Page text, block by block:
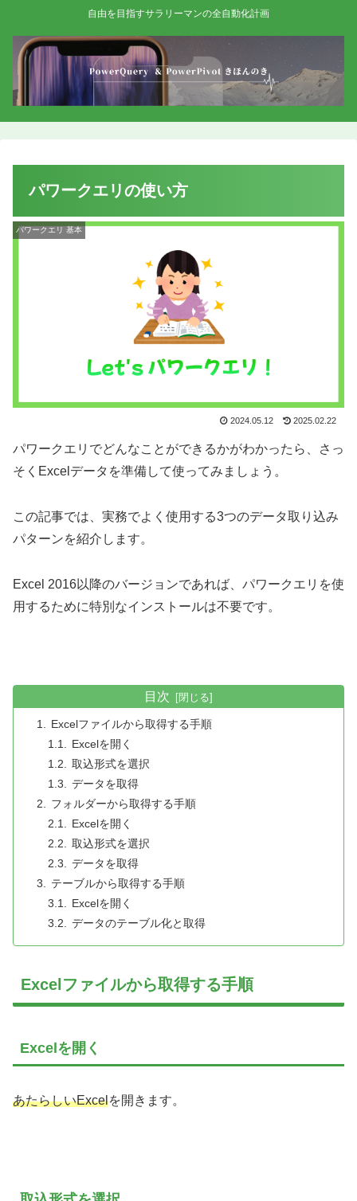
自由を目指すサラリーマンの全自動化計画
パワークエリの使い方
パワークエリ 基本
2024.05.12 2025.02.22
パワークエリでどんなことができるかがわかったら、さっ
そくExcelデータを準備して使ってみましょう。
この記事では、実務でよく使用する3つのデータ取り込み
パターンを紹介します。
Excel 2016以降のバージョンであれば、パワークエリを使
用するために特別なインストールは不要です。
目次
Excelファイルから取得する手順
Excelを開く
取込形式を選択
データを取得
フォルダーから取得する手順
Excelを開く
取込形式を選択
データを取得
テーブルから取得する手順
Excelを開く
データのテーブル化と取得
Excelファイルから取得する手順
Excelを開く
あたらしいExcelを開きます。